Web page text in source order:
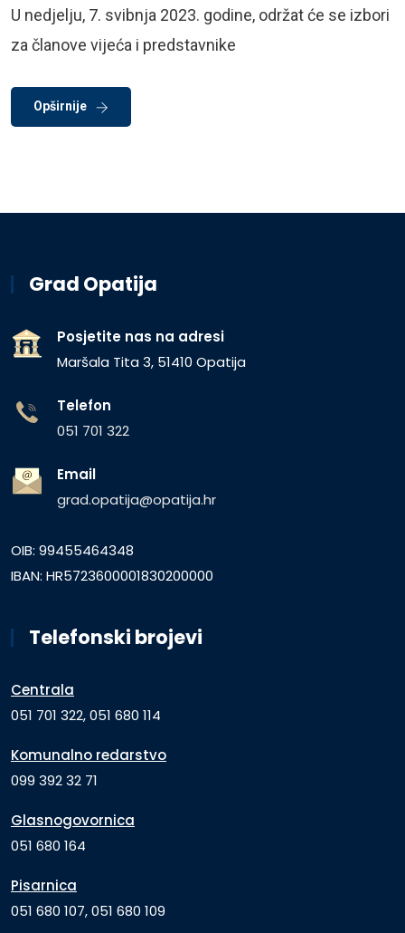
U nedjelju, 7. svibnja 2023. godine, održat će se izbori
za članove vijeća i predstavnike
Opširnije
Grad Opatija
Posjetite nas na adresi
Maršala Tita 3, 51410 Opatija
Telefon
051 701 322
Email
grad.opatija@opatija.hr
OIB: 99455464348
IBAN: HR5723600001830200000
Telefonski brojevi
Centrala
051 701 322, 051 680 114
Komunalno redarstvo
099 392 32 71
Glasnogovornica
051 680 164
Pisarnica
051 680 107, 051 680 109